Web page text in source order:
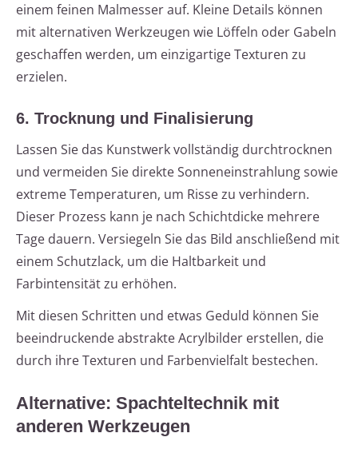
einem feinen Malmesser auf. Kleine Details können
mit alternativen Werkzeugen wie Löffeln oder Gabeln
geschaffen werden, um einzigartige Texturen zu
erzielen.
6. Trocknung und Finalisierung
Lassen Sie das Kunstwerk vollständig durchtrocknen
und vermeiden Sie direkte Sonneneinstrahlung sowie
extreme Temperaturen, um Risse zu verhindern.
Dieser Prozess kann je nach Schichtdicke mehrere
Tage dauern. Versiegeln Sie das Bild anschließend mit
einem Schutzlack, um die Haltbarkeit und
Farbintensität zu erhöhen.
Mit diesen Schritten und etwas Geduld können Sie
beeindruckende abstrakte Acrylbilder erstellen, die
durch ihre Texturen und Farbenvielfalt bestechen.
Alternative: Spachteltechnik mit
anderen Werkzeugen